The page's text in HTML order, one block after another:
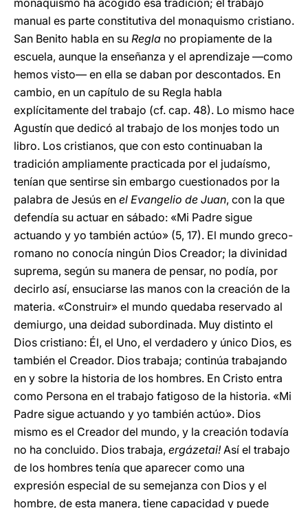
monaquismo ha acogido esa tradición; el trabajo
manual es parte constitutiva del monaquismo cristiano.
San Benito habla en su Regla no propiamente de la
escuela, aunque la enseñanza y el aprendizaje —como
hemos visto— en ella se daban por descontados. En
cambio, en un capítulo de su Regla habla
explícitamente del trabajo (cf. cap. 48). Lo mismo hace
Agustín que dedicó al trabajo de los monjes todo un
libro. Los cristianos, que con esto continuaban la
tradición ampliamente practicada por el judaísmo,
tenían que sentirse sin embargo cuestionados por la
palabra de Jesús en el Evangelio de Juan, con la que
defendía su actuar en sábado: «Mi Padre sigue
actuando y yo también actúo» (5, 17). El mundo greco-
romano no conocía ningún Dios Creador; la divinidad
suprema, según su manera de pensar, no podía, por
decirlo así, ensuciarse las manos con la creación de la
materia. «Construir» el mundo quedaba reservado al
demiurgo, una deidad subordinada. Muy distinto el
Dios cristiano: Él, el Uno, el verdadero y único Dios, es
también el Creador. Dios trabaja; continúa trabajando
en y sobre la historia de los hombres. En Cristo entra
como Persona en el trabajo fatigoso de la historia. «Mi
Padre sigue actuando y yo también actúo». Dios
mismo es el Creador del mundo, y la creación todavía
no ha concluido. Dios trabaja, ergázetai!Así el trabajo
de los hombres tenía que aparecer como una
expresión especial de su semejanza con Dios y el
hombre, de esta manera, tiene capacidad y puede